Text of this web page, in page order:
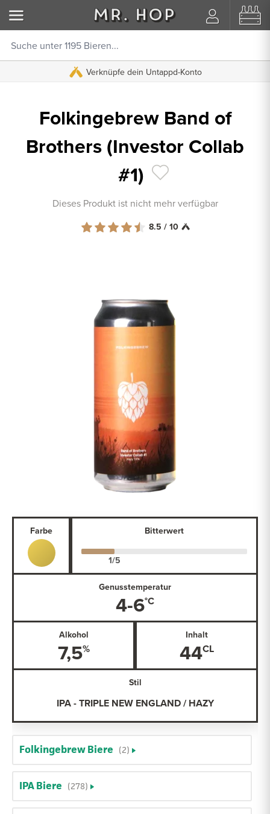
Verknüpfe dein Untappd-Konto
Folkingebrew Band of
Brothers (Investor Collab
#1)
Dieses Produkt ist nicht mehr verfügbar
8.5 / 10
Farbe Bitterwert
Genusstemperatur
4-6
Alkohol
7,5
Inhalt
44
Stil
IPA - TRIPLE NEW ENGLAND / HAZY
Folkingebrew Biere (2)
IPA Biere (278)